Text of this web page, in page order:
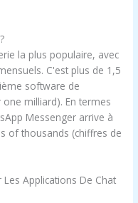
la plus populaire, avec
C'est plus de 1,5
software de
milliard). En termes
Messenger arrive à
of thousands (chiffres de
Applications De Chat